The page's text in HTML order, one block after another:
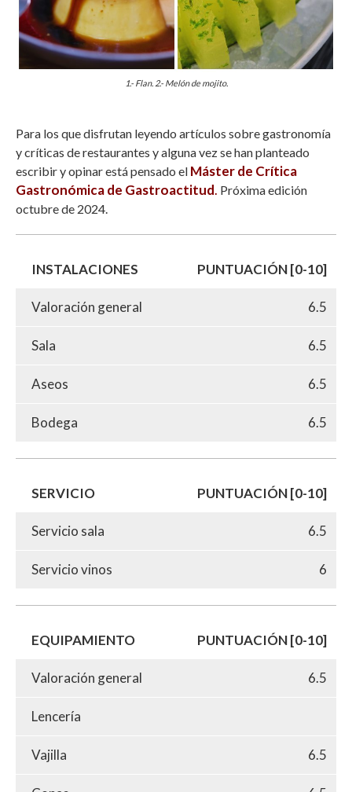
1.- Flan. 2.- Melón de mojito.
Para los que disfrutan leyendo artículos sobre gastronomía
y críticas de restaurantes y alguna vez se han planteado
escribir y opinar está pensado el Máster de Crítica
Gastronómica de Gastroactitud. Próxima edición
octubre de 2024.
INSTALACIONES PUNTUACIÓN [0-10]
Valoración general 6.5
Sala 6.5
Aseos 6.5
Bodega 6.5
SERVICIO PUNTUACIÓN [0-10]
Servicio sala 6.5
Servicio vinos 6
EQUIPAMIENTO PUNTUACIÓN [0-10]
Valoración general 6.5
Lencería
Vajilla 6.5